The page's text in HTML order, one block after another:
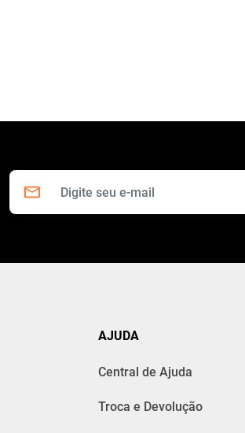
AJUDA
Central de Ajuda
Troca e Devolução